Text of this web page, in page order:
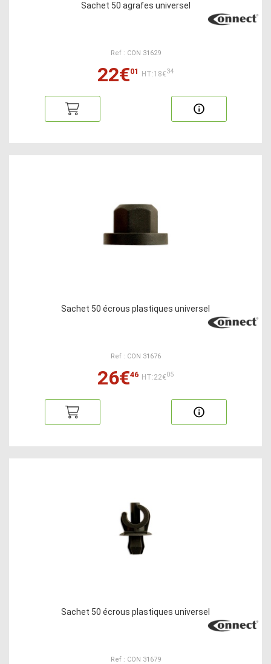
Sachet 50 agrafes universel
Ref : CON 31629
22€01 HT:18€34
Sachet 50 écrous plastiques universel
Ref : CON 31676
26€46 HT:22€05
Sachet 50 écrous plastiques universel
Ref : CON 31679